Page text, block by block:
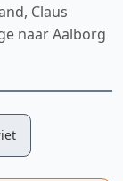
Claus
naar Aalborg